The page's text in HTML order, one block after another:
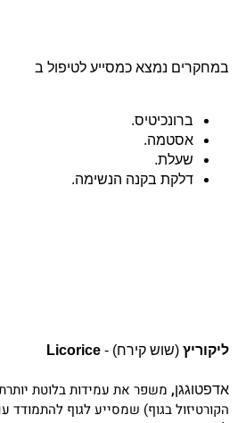
במחקרים נמצא כמסייע לטיפול ב
ברונכיטיס.
אסטמה.
שעלת.
דלקת בקנה הנשימה.
ליקוריץ (שוש קירח) - Licorice
אדפטוגגן, משפר את עמידות בלוטת
הקורטיזול בגוף) שמסייע לגוף להתמודד